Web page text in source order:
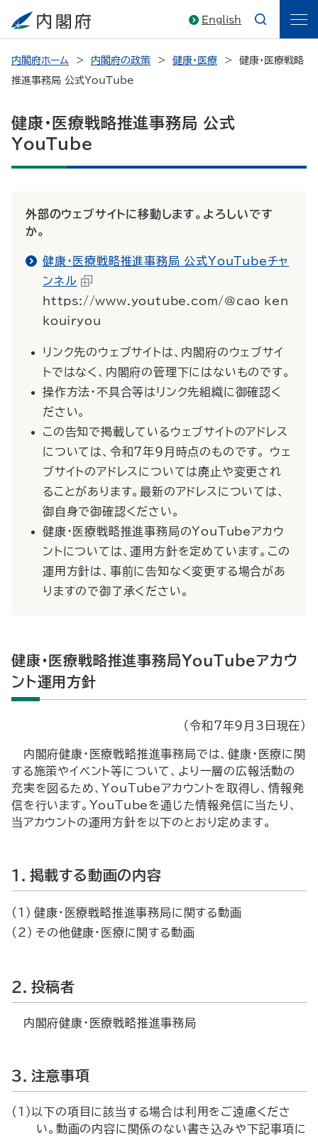
English
内閣府ホーム 内閣府の政策 健康・医療
健康・医療戦略
推進事務局 公式YouTube
健康・医療戦略推進事務局 公式
YouTube
外部のウェブサイトに移動します。よろしいです
か。
健康・医療戦略推進事務局 公式YouTubeチャ
ンネル
https://www.youtube.com/@cao_ken
kouiryou
リンク先のウェブサイトは、内閣府のウェブサイ
トではなく、内閣府の管理下にはないものです。
操作方法・不具合等はリンク先組織に御確認く
ださい。
この告知で掲載しているウェブサイトのアドレス
については、令和7年9月時点のものです。 ウェ
ブサイトのアドレスについては廃止や変更され
ることがあります。最新のアドレスについては、
御自身で御確認ください。
健康・医療戦略推進事務局のYouTubeアカウ
ントについては、運用方針を定めています。この
運用方針は、事前に告知なく変更する場合があ
りますので御了承ください。
健康・医療戦略推進事務局YouTubeアカウ
ント運用方針
（令和7年9月3日現在）
内閣府健康・医療戦略推進事務局では、健康・医療に関
する施策やイベント等について、より一層の広報活動の
充実を図るため、 YouTubeアカウントを取得し、情報発
信を行います。 YouTubeを通じた情報発信に当たり、
当アカウントの運用方針を以下のとおり定めます。
１．掲載する動画の内容
(1) 健康・医療戦略推進事務局に関する動画
(2) その他健康・医療に関する動画
２．投稿者
内閣府健康・医療戦略推進事務局
３．注意事項
(1)以下の項目に該当する場合は利用をご遠慮くださ
い。動画の内容に関係のない書き込みや下記事項に